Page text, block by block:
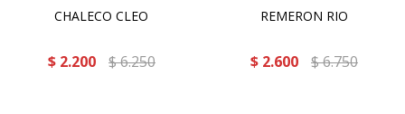
CHALECO CLEO
$ 2.200 $6.250
REMERON RIO
$ 2.600 $6.750